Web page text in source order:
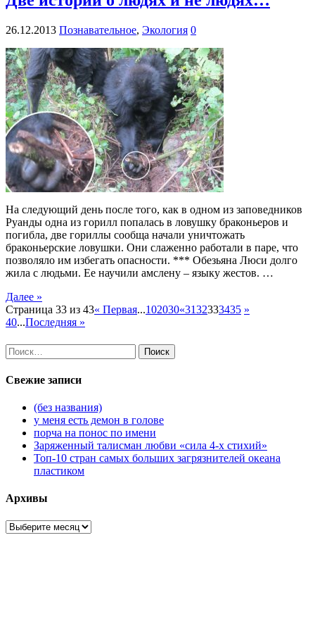
26.12.2013 Познавательное, Экология 0
На следующий день после того, как в одном из заповедников
Руанды одна из горилл попалась в ловушку браконьеров и
погибла, две гориллы сообща начали уничтожать
браконьерские ловушки. Они слаженно работали в паре, что
позволяло им избегать опасности. *** Обезьяна Люси долго
жила с людьми. Ее научили амслену – языку жестов. …
Далее »
Страница 33 из 43« Первая...102030«3132333435 »
40...Последняя »
Найти:
Свежие записи
(без названия)
у меня есть демон в голове
порча на понос по имени
Заряженный талисман любви «сила 4-х стихий»
Топ-10 стран самых больших загрязнителей океана
пластиком
Архивы
Архивы